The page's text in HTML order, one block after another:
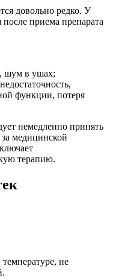
довольно редко. У
приема препарата
шум в ушах;
функции, потеря
немедленно принять
медицинской
терапию.
не